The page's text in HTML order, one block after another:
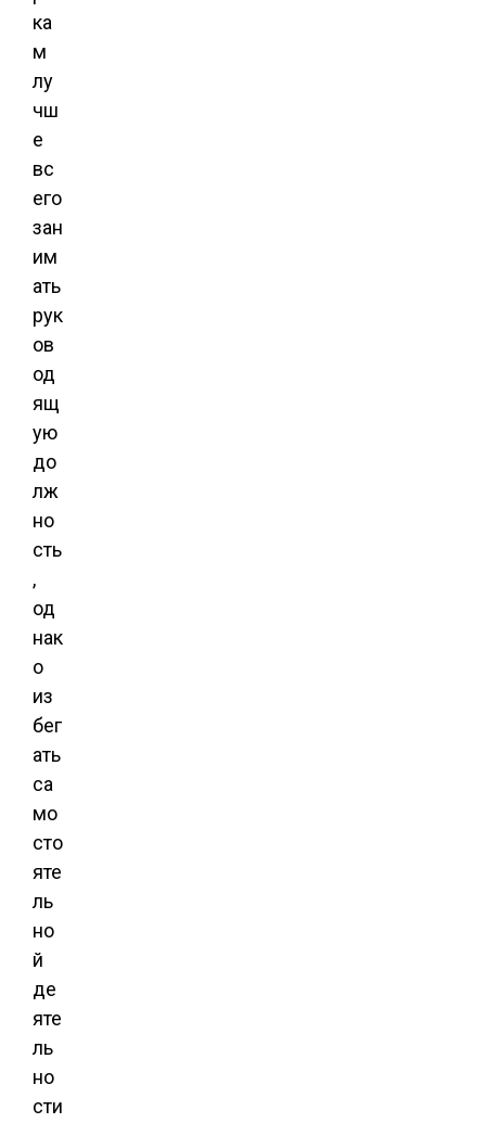
ка
м
лу
чш
е
вс
его
зан
им
ать
рук
ов
од
ящ
ую
до
лж
но
сть
,
од
нак
о
из
бег
ать
са
мо
сто
яте
ль
но
й
де
яте
ль
но
сти